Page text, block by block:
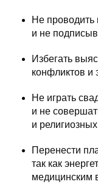
Не проводить
и не
Избегать
конфликтов и
Не играть
и не
и
Перенести
так как
медицинским